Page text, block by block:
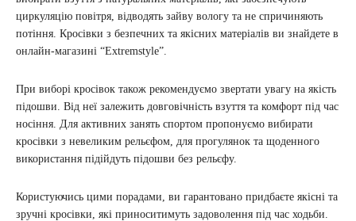
циркуляцію повітря, відводять зайву вологу та не спричиняють
потіння. Кросівки з безпечних та якісних матеріалів ви знайдете в
онлайн-магазині “Extremstyle”.
При виборі кросівок також рекомендуємо звертати увагу на якість
підошви. Від неї залежить довговічність взуття та комфорт під час
носіння. Для активних занять спортом пропонуємо вибирати
кросівки з невеликим рельєфом, для прогулянок та щоденного
використання підійдуть підошви без рельєфу.
Користуючись цими порадами, ви гарантовано придбаєте якісні та
зручні кросівки, які приноситимуть задоволення під час ходьби.